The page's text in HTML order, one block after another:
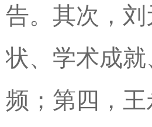
告。其次，
状、学术成
频；第四，